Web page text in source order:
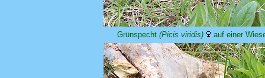
Grünspecht (Picis viridis) auf einer